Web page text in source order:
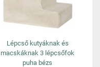
Lépcső kutyáknak és
macskáknak 3 lépcsőfok
puha bézs